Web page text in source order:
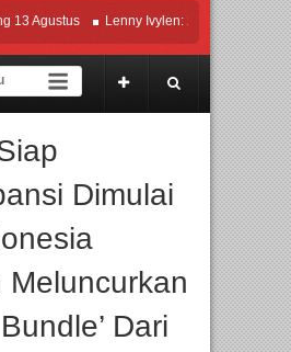
Lenny Ivylen: 26 Tahun Jaga
Kerja Sama Pendidikan dan Riset untuk
Dimulai
Meluncurkan
Dari